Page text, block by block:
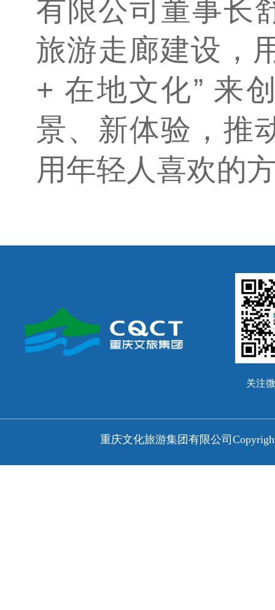
有限公司董事长
旅游走廊建设，
+ 在地文化” 来
景、新体验，推
用年轻人喜欢的
关注
重庆文化旅游集团有限公司